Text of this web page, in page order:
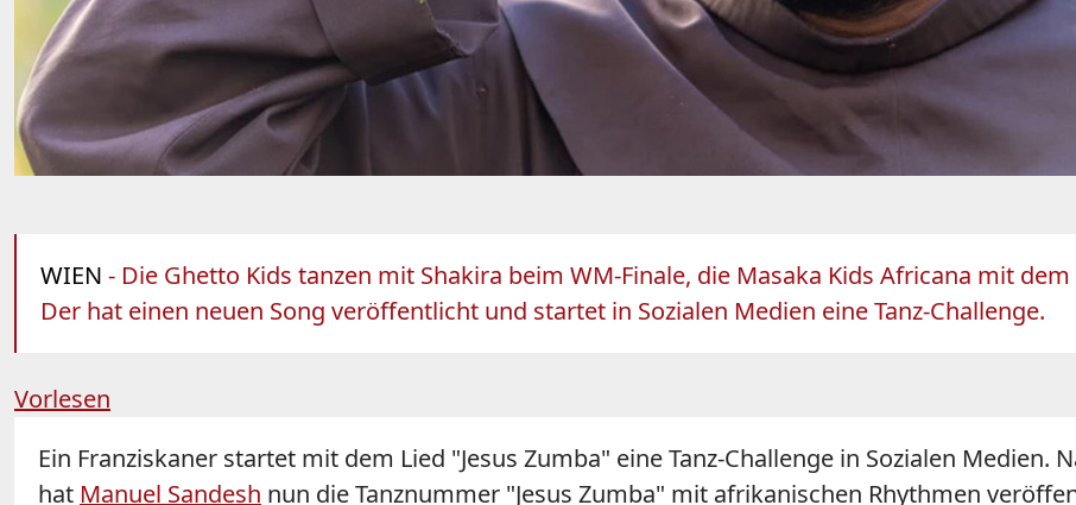
WIEN - Die Ghetto Kids tanzen mit Shakira beim WM-Finale, die Masaka Kids Africana mit
Der hat einen neuen Song veröffentlicht und startet in Sozialen Medien eine Tanz-Challenge.
Vorlesen
Ein Franziskaner startet mit dem Lied "Jesus Zumba" eine Tanz-Challenge in Sozialen Medien.
hat Manuel Sandesh nun die Tanznummer "Jesus Zumba" mit afrikanischen Rhythmen